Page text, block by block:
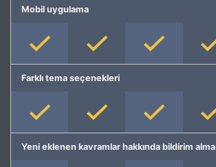
Mobil uygulama
Farklı tema seçenekleri
Yeni eklenen kavramlar hakkında bildirim alma